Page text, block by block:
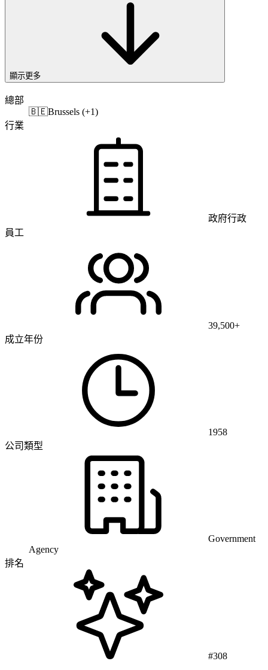
顯示更多
總部
🇧🇪Brussels (+1)
行業
政府行政
員工
39,500+
成立年份
1958
公司類型
Government
Agency
排名
#308